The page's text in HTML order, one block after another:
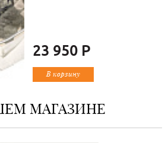
23 950 Р
В корзину
МАГАЗИНЕ